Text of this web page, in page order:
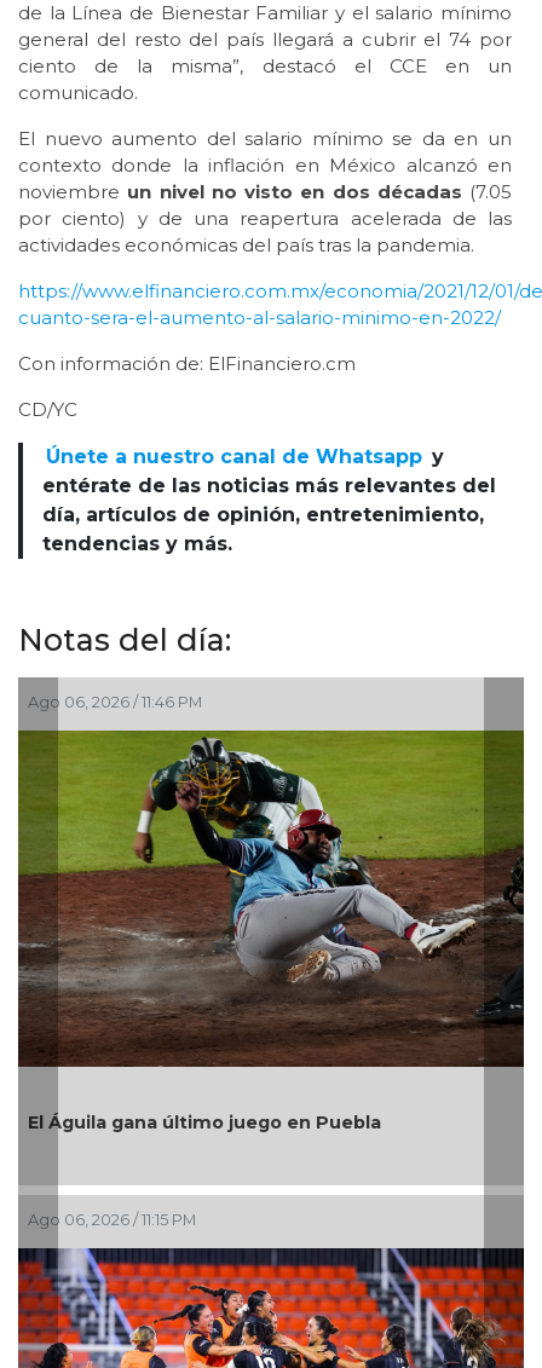
de la Línea de Bienestar Familiar y el salario mínimo
general del resto del país llegará a cubrir el 74 por
ciento de la misma”, destacó el CCE en un
comunicado.
El nuevo aumento del salario mínimo se da en un
contexto donde la inflación en México alcanzó en
noviembre un nivel no visto en dos décadas (7.05
por ciento) y de una reapertura acelerada de las
actividades económicas del país tras la pandemia.
https://www.elfinanciero.com.mx/economia/2021/12/01/
cuanto-sera-el-aumento-al-salario-minimo-en-2022/
Con información de: ElFinanciero.cm
CD/YC
Únete a nuestro canal de Whatsapp y
entérate de las noticias más relevantes del
día, artículos de opinión, entretenimiento,
tendencias y más.
Notas del día:
en Puebla
Después de años de
Medellín de Bravo